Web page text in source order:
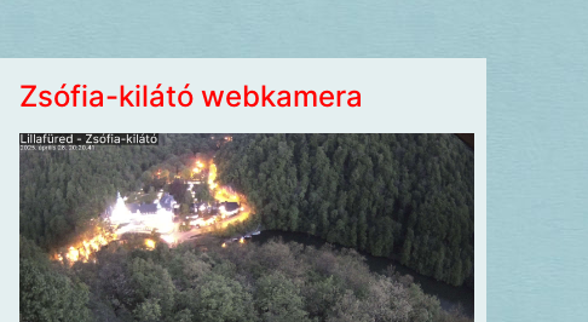
Zsófia-kilátó webkamera